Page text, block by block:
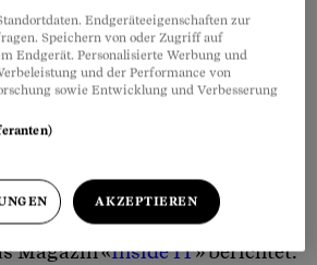
registrieren
Aufträgezur
Erweiterung von Easyride
Magazin «Inside IT» berichtet.
Endgeräteeigenschaften zur
Speichern von oder Zugriff auf
Endgerät. Personalisierte Werbung und
und der Performance von
sowie Entwicklung und Verbesserung
AKZEPTIEREN